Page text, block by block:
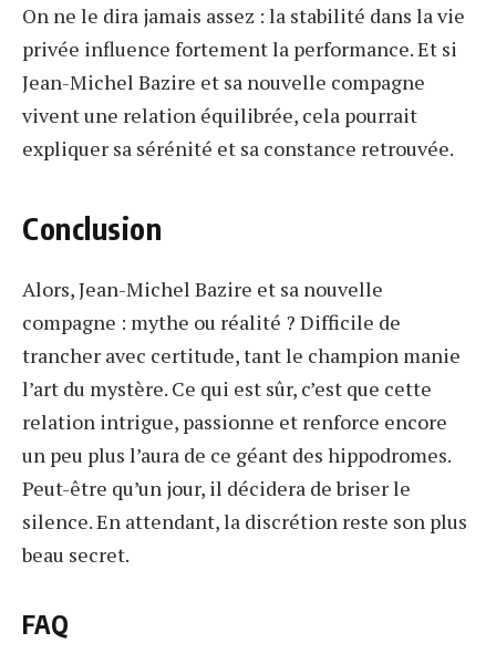
On ne le dira jamais assez : la stabilité dans la vie
privée influence fortement la performance. Et si
Jean-Michel Bazire et sa nouvelle compagne
vivent une relation équilibrée, cela pourrait
expliquer sa sérénité et sa constance retrouvée.
Conclusion
Alors, Jean-Michel Bazire et sa nouvelle
compagne : mythe ou réalité ? Difficile de
trancher avec certitude, tant le champion manie
l’art du mystère. Ce qui est sûr, c’est que cette
relation intrigue, passionne et renforce encore
un peu plus l’aura de ce géant des hippodromes.
Peut-être qu’un jour, il décidera de briser le
silence. En attendant, la discrétion reste son plus
beau secret.
FAQ